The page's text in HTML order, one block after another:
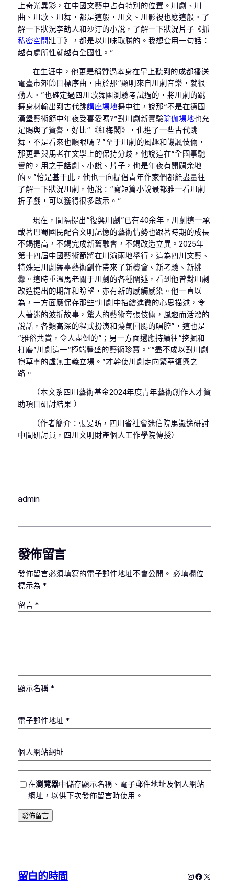
上奇光異彩，在中國文藝中占有特別的位置。川劇、川
曲、川歌、川舞，都是這般，川文、川影視也應這般。了
解一下狀況李劼人和沙汀的小說，了解一下狀況片子《抓
私密空間壯丁》，都是以川味取勝的。我想套用一句話：
越有處所性就越有全國性。”
在生涯中，他更是稱贊過本身在早上聽到的成都播送
電臺市郊節目標序曲，由於那“顯明來自川劇音樂，就很
動人。”也確定過四川歌舞團測驗考試過的，將川劇的跳
舞身材輸出到古代跳講座場地舞中往，說那“不是在德國
漢堡藝術節中年夜受喜愛嗎?”對川劇新實驗瑜伽場地也充
足賜與了贊譽，好比“《紅梅閣》，化進了一些古代跳
舞，不是看來也順眼嗎？”至于川劇的風趣和譏諷伎倆，
那更是與馬老在文學上的保持分歧，他說這在“全國事馳
譽的，用之于話劇、小說、片子，也是年夜有開闢余地
的。”恰是基于此，他也一向提倡青年作家們都能盡量往
了解一下狀況川劇，他說：“寫短篇小說最都雅一看川劇
折子戲，可以獲得很多啟示。”
現在，間隔提出“復興川劇”已有40余年，川劇這一承
載著巴蜀國民配合文明記憶的藝術情勢也跟著時期的成長
不竭提高，不竭完成新舊融會，不竭改造立異。2025年
第十四屆中國藝術節將在川渝兩地舉行，這為四川文藝、
特殊是川劇舞臺藝術創作帶來了新機會、新考驗、新挑
釁。這時重溫馬老關于川劇的各種闡述，看到他曾對川劇
改造提出的期許和盼望，亦有新的感觸感染。他一直以
為，一方面應保存那些“川劇中描繪進微的心思描述，令
人著迷的波折故事，驚人的藝術夸張伎倆，風趣而活潑的
說話，各類高深的程式扮演和蕩氣回腸的唱腔”，這也是
“雅俗共賞，令人盡倒的”；另一方面還應持續往“挖掘和
打磨”川劇這一“極端豐盛的藝術珍寶。”“盡不成以對川劇
抱草率的虛無主義立場。”才幹使川劇走向繁華復興之
路。
（本文系四川藝術基金2024年度青年藝術創作人才贊
助項目研討結果 ）
（作者簡介：張旻昉，四川省社會迷信院馬識途研討
中間研討員，四川文明財產個人工作學院傳授）
admin
發佈留言
發佈留言必須填寫的電子郵件地址不會公開。 必填欄位
標示為 *
留言 *
顯示名稱 *
電子郵件地址 *
個人網站網址
在瀏覽器中儲存顯示名稱、電子郵件地址及個人網站
網址，以供下次發佈留言時使用。
留白的時間 Instagram
X